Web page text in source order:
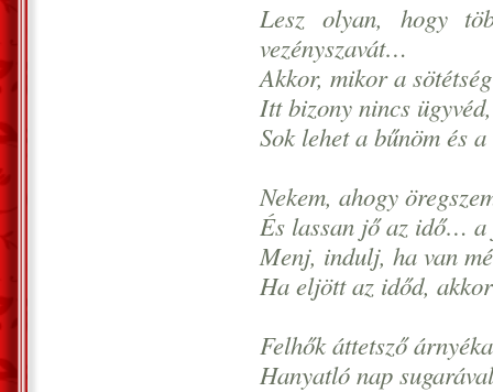
Lesz olyan, hogy
vezényszavát…
Akkor, mikor a
Itt bizony nincs
Sok lehet a bűnöm és
Nekem, ahogy
És lassan jő az idő…
Menj, indulj, ha van
Ha eljött az időd,
Felhők áttetsző
Hanyatló nap